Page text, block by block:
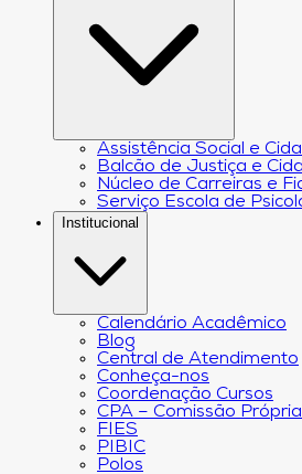
Assistência Social e
Balcão de Justiça e
Núcleo de Carreiras e
Serviço Escola de
Institucional
Calendário Acadêmico
Blog
Central de Atendimento
Conheça-nos
Coordenação Cursos
CPA – Comissão
FIES
PIBIC
Polos